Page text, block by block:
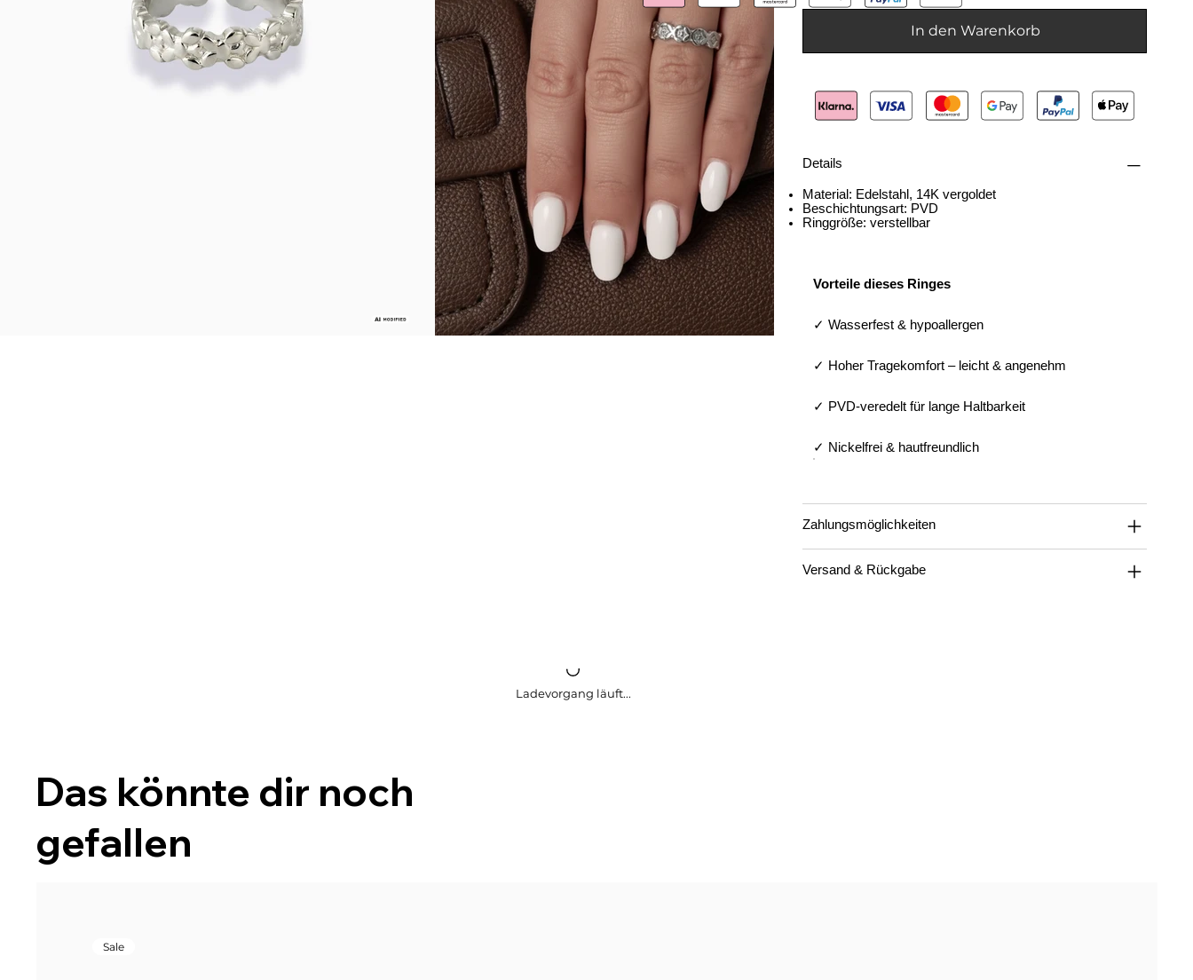
In den Warenkorb
Details
Material: Edelstahl, 14K vergoldet
Beschichtungsart: PVD
Ringgröße: verstellbar
Vorteile dieses Ringes
✓ Wasserfest & hypoallergen
✓ Hoher Tragekomfort – leicht & angenehm
✓ PVD-veredelt für lange Haltbarkeit
✓ Nickelfrei & hautfreundlich
Zahlungsmöglichkeiten
Versand & Rückgabe
Ladevorgang läuft...
Das könnte dir noch
gefallen
Sale